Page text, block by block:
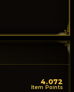
4.072
Item Points